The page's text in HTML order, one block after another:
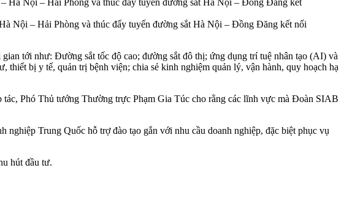
Nội – Hải Phòng và thúc đẩy tuyến đường sắt Hà Nội – Đồng Đăng kết nối
tới như: Đường sắt tốc độ cao; đường sắt đô thị; ứng dụng trí tuệ nhân tạo (AI) và
bị y tế, quản trị bệnh viện; chia sẻ kinh nghiệm quản lý, vận hành, quy hoạch hạ
Phó Thủ tướng Thường trực Phạm Gia Túc cho rằng các lĩnh vực mà Đoàn SIAB
Trung Quốc hỗ trợ đào tạo gắn với nhu cầu doanh nghiệp, đặc biệt phục vụ
hút đầu tư.